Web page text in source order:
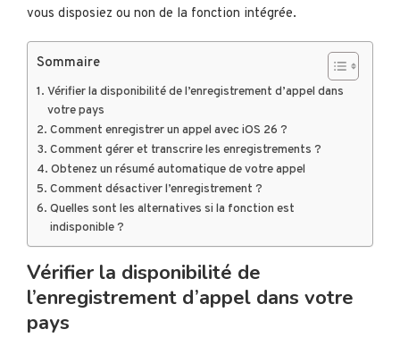
vous disposiez ou non de la fonction intégrée.
Sommaire
Vérifier la disponibilité de l’enregistrement d’appel dans
votre pays
Comment enregistrer un appel avec iOS 26 ?
Comment gérer et transcrire les enregistrements ?
Obtenez un résumé automatique de votre appel
Comment désactiver l’enregistrement ?
Quelles sont les alternatives si la fonction est
indisponible ?
Vérifier la disponibilité de
l’enregistrement d’appel dans votre
pays